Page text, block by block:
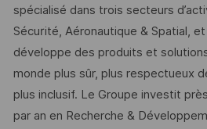
spécialisé dans trois secteurs
Sécurité, Aéronautique & Spatial, et
développe des produits et
monde plus sûr, plus respectueux
plus inclusif. Le Groupe investit
par an en Recherche &